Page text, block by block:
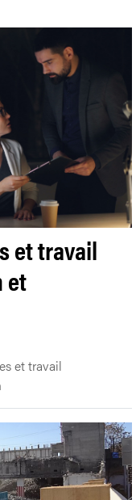
et travail
et
et travail